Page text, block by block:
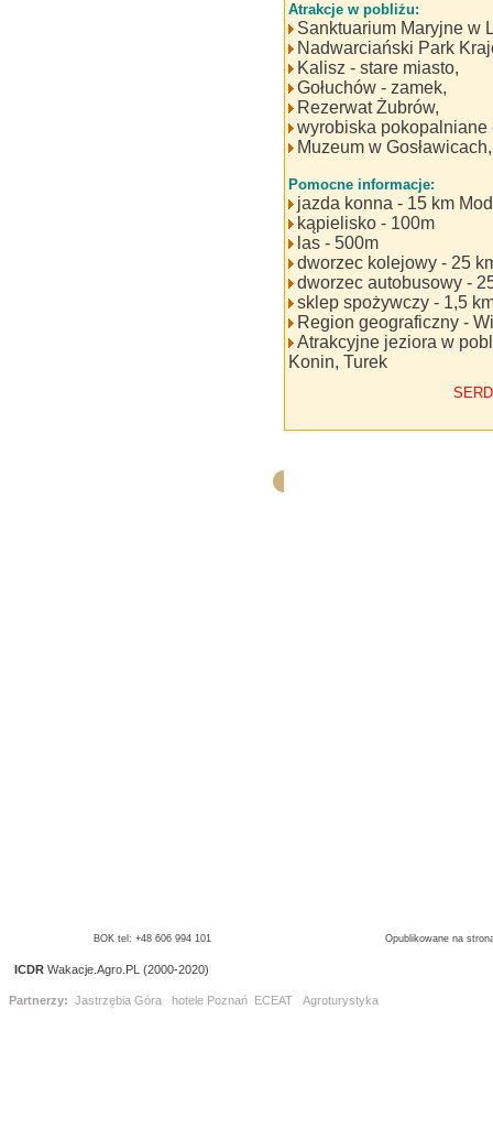
Atrakcje w pobliżu:
Sanktuarium Maryjne w
Nadwarciański Park
Kalisz - stare miasto,
Gołuchów - zamek,
Rezerwat Żubrów,
wyrobiska
Muzeum w
Pomocne informacje:
jazda konna - 15 km
kąpielisko - 100m
las - 500m
dworzec kolejowy - 25
dworzec autobusowy -
sklep spożywczy - 1,5
Region geograficzny -
Atrakcyjne jeziora w
Konin, Turek
BOK tel: +48 606 994 101 Opublikowane na
ICDRWakacje.Agro.PL (2000-2020)
Partnerzy: Jastrzębia Góra hotele Poznań ECEAT Agroturystyka